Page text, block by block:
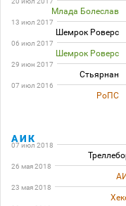
Млада Болеслав
13 июл 2017
Шемрок Роверс
06 июл 2017
Шемрок Роверс
29 июн 2017
Стьярнан
07 июл 2016
РоПС
АИК
07 июл 2018
26 мая 2018
23 мая 2018